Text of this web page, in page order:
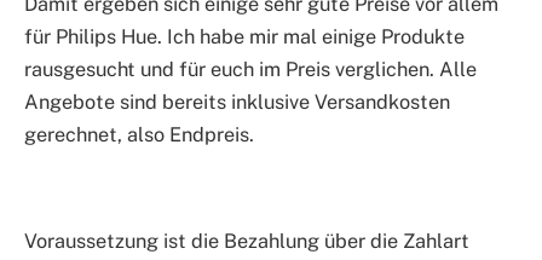
für Philips Hue. Ich habe mir mal einige Produkte
rausgesucht und für euch im Preis verglichen. Alle
Angebote sind bereits inklusive Versandkosten
gerechnet, also Endpreis.
Voraussetzung ist die Bezahlung über die Zahlart